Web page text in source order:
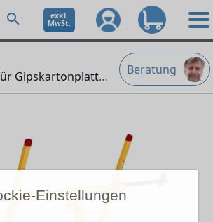
Einstellungen
exkl.
MwSt.
Beratung
Trockenbau-Lift für Gipskartonplatten " />